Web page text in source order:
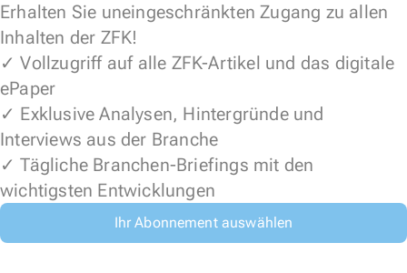
Erhalten Sie uneingeschränkten Zugang zu allen
Inhalten der ZFK!
✓ Vollzugriff auf alle ZFK-Artikel und das digitale
ePaper
✓ Exklusive Analysen, Hintergründe und
Interviews aus der Branche
✓ Tägliche Branchen-Briefings mit den
wichtigsten Entwicklungen
Ihr Abonnement auswählen